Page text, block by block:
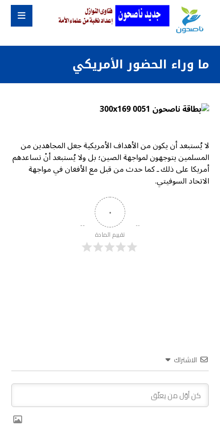
ما وراء الحضور الأمريكي
لا يُستبعد أن يكون من الأهداف الأمريكية جعل المجاهدين من
المسلمين يتوجهون لمواجهة الصين؛ بل ولا يُستبعد أنْ تساعدهم
أمريكا على ذلك ـ كما حدث من قبل مع الأفغان في مواجهة
الاتحاد السوفيتي.
٠
تقييم المادة
الاشتراك